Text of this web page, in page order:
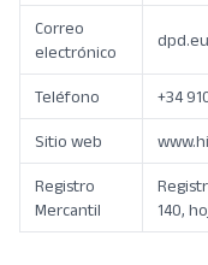
Correo
electrónico
Teléfono +34
Sitio web
Registro
Mercantil
140,